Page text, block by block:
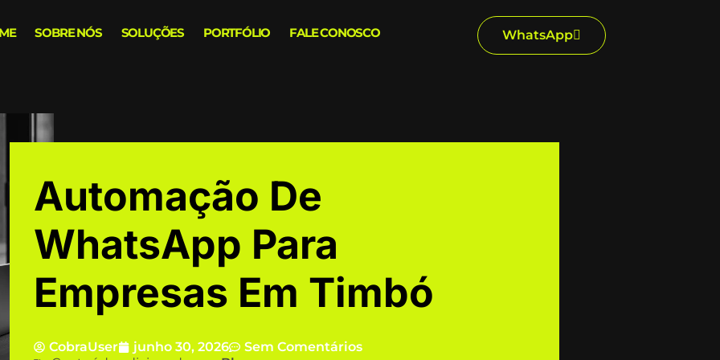
SOBRE NÓS SOLUÇÕES PORTFÓLIO FALE CONOSCO WhatsApp
Automação De
WhatsApp Para
Empresas Em Timbó
CobraUser junho 30, 2026
Sem Comentários